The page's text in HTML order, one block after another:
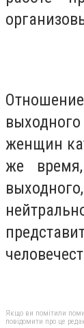
женщин
же
Якщо ви помітили
повідомити про це